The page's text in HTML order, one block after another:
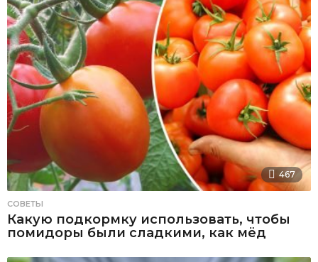
467
СОВЕТЫ
Какую подкормку использовать, чтобы
помидоры были сладкими, как мёд